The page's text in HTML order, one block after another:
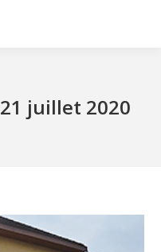
21 juillet 2020